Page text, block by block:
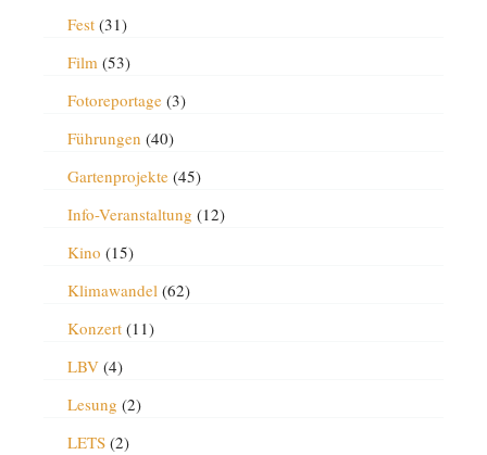
Fest(31)
Film(53)
Fotoreportage(3)
Führungen (40)
Gartenprojekte(45)
Info-Veranstaltung (12)
Kino (15)
Klimawandel(62)
Konzert(11)
LBV(4)
Lesung (2)
LETS(2)